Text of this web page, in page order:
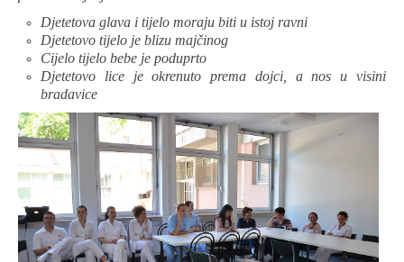
Djetetova glava i tijelo moraju biti u istoj ravni
Djetetovo tijelo je blizu majčinog
Cijelo tijelo bebe je poduprto
Djetetovo lice je okrenuto prema dojci, a nos u visini
bradavice